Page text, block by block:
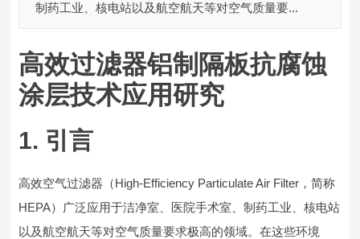
制药工业、核电站以及航空航天等对空气质量要...
高效过滤器铝制隔板抗腐蚀
涂层技术应用研究
1. 引言
高效空气过滤器（High-Efficiency Particulate Air Filter，简称
HEPA）广泛应用于洁净室、医院手术室、制药工业、核电站
以及航空航天等对空气质量要求极高的领域。在这些环境